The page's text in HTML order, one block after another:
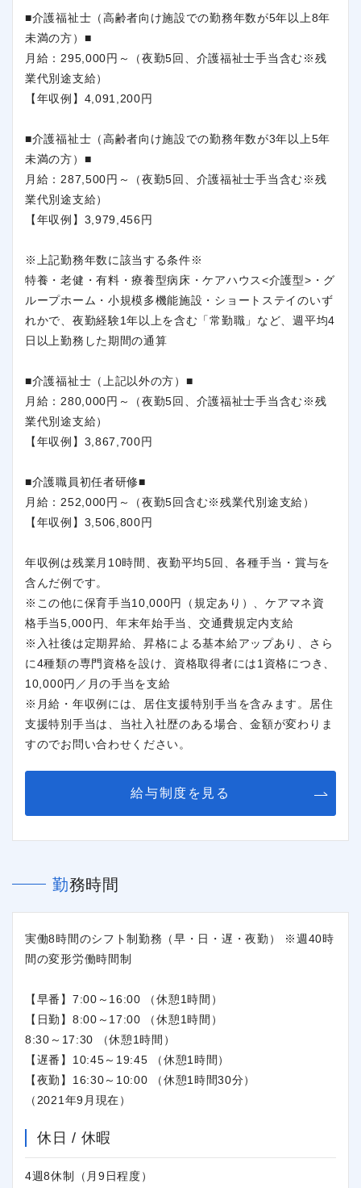
■介護福祉士（高齢者向け施設での勤務年数が5年以上8年
未満の方）■
月給：295,000円～（夜勤5回、介護福祉士手当含む※残
業代別途支給）
【年収例】4,091,200円
■介護福祉士（高齢者向け施設での勤務年数が3年以上5年
未満の方）■
月給：287,500円～（夜勤5回、介護福祉士手当含む※残
業代別途支給）
【年収例】3,979,456円
※上記勤務年数に該当する条件※
特養・老健・有料・療養型病床・ケアハウス<介護型>・グ
ループホーム・小規模多機能施設・ショートステイのいず
れかで、夜勤経験1年以上を含む「常勤職」など、週平均4
日以上勤務した期間の通算
■介護福祉士（上記以外の方）■
月給：280,000円～（夜勤5回、介護福祉士手当含む※残
業代別途支給）
【年収例】3,867,700円
■介護職員初任者研修■
月給：252,000円～（夜勤5回含む※残業代別途支給）
【年収例】3,506,800円
年収例は残業月10時間、夜勤平均5回、各種手当・賞与を
含んだ例です。
※この他に保育手当10,000円（規定あり）、ケアマネ資
格手当5,000円、年末年始手当、交通費規定内支給
※入社後は定期昇給、昇格による基本給アップあり、さら
に4種類の専門資格を設け、資格取得者には1資格につき、
10,000円／月の手当を支給
※月給・年収例には、居住支援特別手当を含みます。居住
支援特別手当は、当社入社歴のある場合、金額が変わりま
すのでお問い合わせください。
給与制度を見る
勤務時間
実働8時間のシフト制勤務（早・日・遅・夜勤） ※週40時
間の変形労働時間制
【早番】7:00～16:00 （休憩1時間）
【日勤】8:00～17:00 （休憩1時間）
8:30～17:30 （休憩1時間）
【遅番】10:45～19:45 （休憩1時間）
【夜勤】16:30～10:00 （休憩1時間30分）
（2021年9月現在）
休日 / 休暇
4週8休制（月9日程度）